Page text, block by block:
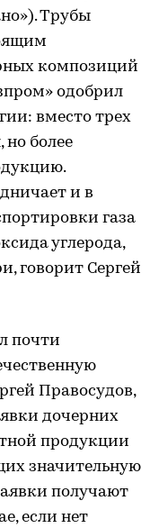
Трубы
композиций
одобрил
вместо трех
но более
и в
газа
углерода,
говорит Сергей
почти
Правосудов,
дочерних
продукции
значительную
получают
если нет